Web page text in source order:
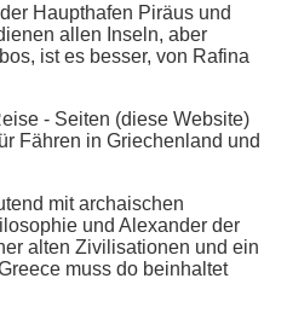
Haupthafen Piräus und
allen Inseln, aber
ist es besser, von Rafina
- Seiten (diese Website)
Fähren in Griechenland und
mit archaischen
und Alexander der
alten Zivilisationen und ein
muss do beinhaltet